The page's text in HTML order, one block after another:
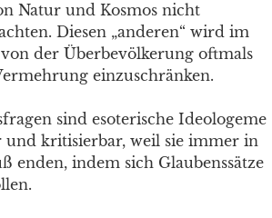
Natur und Kosmos nicht
Diesen „anderen“ wird im
der Überbevölkerung oftmals
einzuschränken.
sind esoterische Ideologeme
kritisierbar, weil sie immer in
enden, indem sich Glaubenssätze